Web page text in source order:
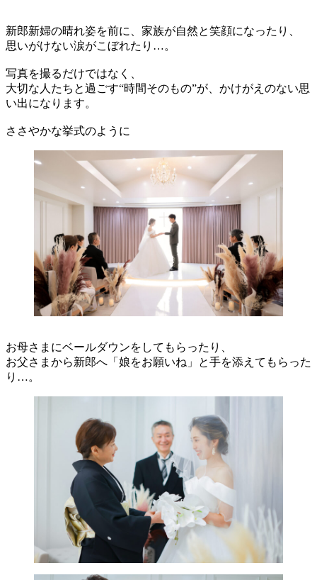
新郎新婦の晴れ姿を前に、家族が自然と笑顔になったり、
思いがけない涙がこぼれたり…。
写真を撮るだけではなく、
大切な人たちと過ごす“時間そのもの”が、かけがえのない思
い出になります。
ささやかな挙式のように
お母さまにベールダウンをしてもらったり、
お父さまから新郎へ「娘をお願いね」と手を添えてもらった
り…。